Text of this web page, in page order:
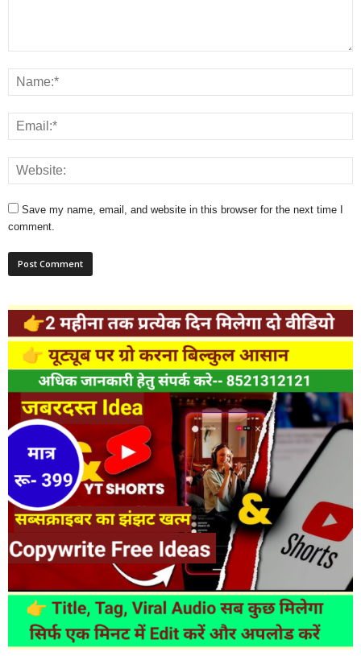
Save my name, email, and website in this browser for the next time I
comment.